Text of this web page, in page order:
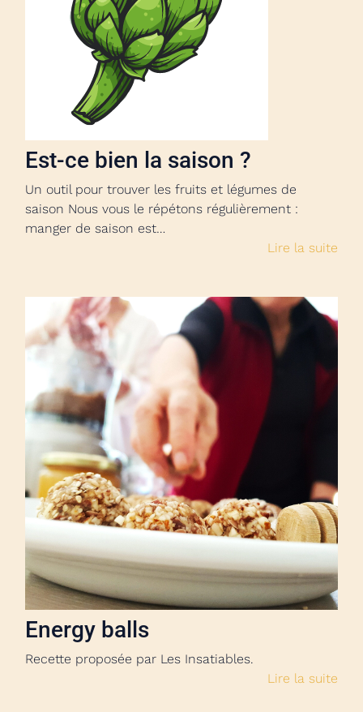
Est-ce bien la saison ?
Un outil pour trouver les fruits et légumes de
saison Nous vous le répétons régulièrement :
manger de saison est…
Lire la suite
Energy balls
Recette proposée par Les Insatiables.
Lire la suite